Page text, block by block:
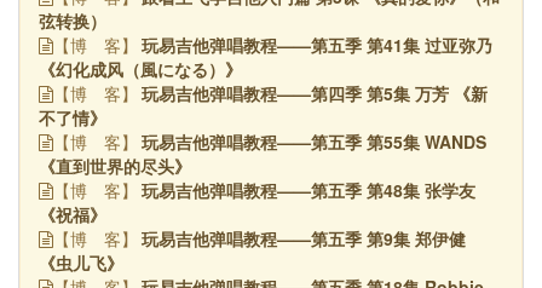
弦转换）
【博 客】
玩易吉他弹唱教程——第五季 第41集 过亚弥乃
《幻化成风（風になる）》
【博 客】
玩易吉他弹唱教程——第四季 第5集 万芳 《新
不了情》
【博 客】
玩易吉他弹唱教程——第五季 第55集 WANDS
《直到世界的尽头》
【博 客】
玩易吉他弹唱教程——第五季 第48集 张学友
《祝福》
【博 客】
玩易吉他弹唱教程——第五季 第9集 郑伊健
《虫儿飞》